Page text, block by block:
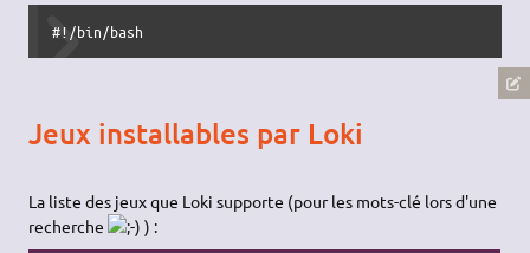
#!/bin/bash
Jeux installables par Loki
La liste des jeux que Loki supporte (pour les mots-clé lors d'une
recherche
) :